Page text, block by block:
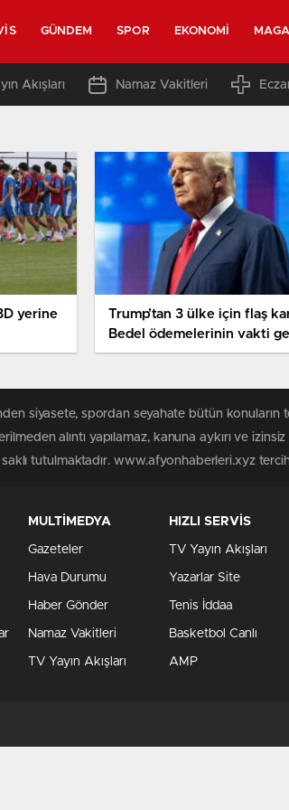
GÜNDEM SPOR EKONOMI
Akışları Namaz Vakitleri
yerine
Trump’tan 3 ülke için flaş
Bedel ödemelerinin vakti
siyasete, spordan seyahate bütün
alıntı yapılamaz, kanuna aykırı ve
tutulmaktadır. www.afyonhaberleri.xyz
MULTİMEDYA
Gazeteler
Hava Durumu
Haber Gönder
Namaz Vakitleri
TV Yayın Akışları
HIZLI SERVİS
TV Yayın Akışları
Yazarlar Site
Tenis İddaa
Basketbol Canlı
AMP